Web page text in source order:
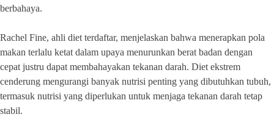
berbahaya.
Rachel Fine, ahli diet terdaftar, menjelaskan bahwa menerapkan pola
makan terlalu ketat dalam upaya menurunkan berat badan dengan
cepat justru dapat membahayakan tekanan darah. Diet ekstrem
cenderung mengurangi banyak nutrisi penting yang dibutuhkan tubuh,
termasuk nutrisi yang diperlukan untuk menjaga tekanan darah tetap
stabil.